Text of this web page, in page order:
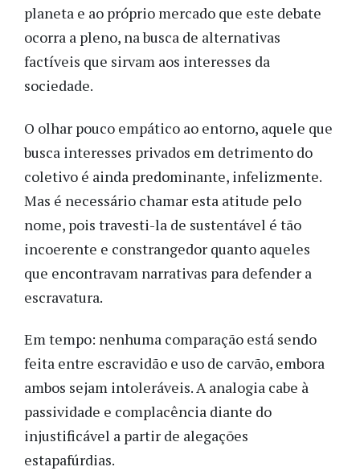
planeta e ao próprio mercado que este debate
ocorra a pleno, na busca de alternativas
factíveis que sirvam aos interesses da
sociedade.
O olhar pouco empático ao entorno, aquele que
busca interesses privados em detrimento do
coletivo é ainda predominante, infelizmente.
Mas é necessário chamar esta atitude pelo
nome, pois travesti-la de sustentável é tão
incoerente e constrangedor quanto aqueles
que encontravam narrativas para defender a
escravatura.
Em tempo: nenhuma comparação está sendo
feita entre escravidão e uso de carvão, embora
ambos sejam intoleráveis. A analogia cabe à
passividade e complacência diante do
injustificável a partir de alegações
estapafúrdias.